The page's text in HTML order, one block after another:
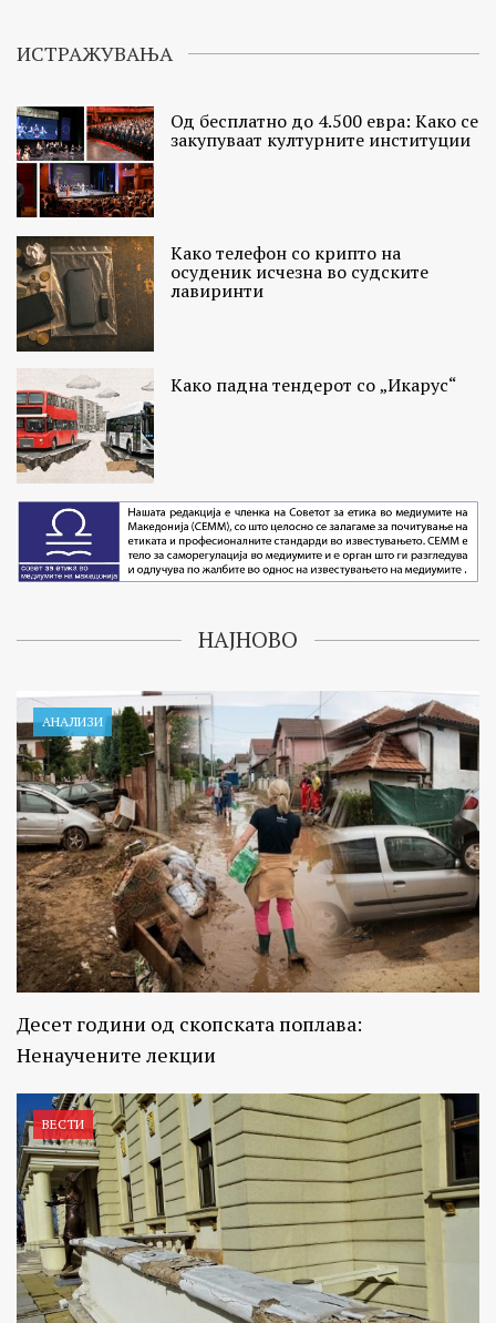
ИСТРАЖУВАЊА
Од бесплатно до 4.500 евра: Како се
закупуваат културните институции
Како телефон со крипто на
осуденик исчезна во судските
лавиринти
Како падна тендерот со „Икарус“
НАЈНОВО
АНАЛИЗИ
Десет години од скопската поплава:
Ненаучените лекции
ВЕСТИ